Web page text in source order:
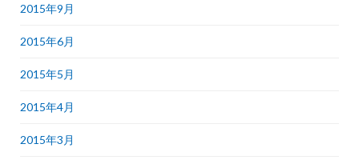
2015年9月
2015年6月
2015年5月
2015年4月
2015年3月